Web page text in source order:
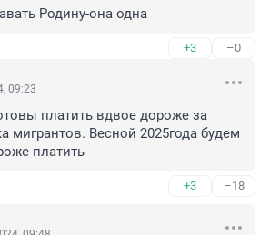
Родину-она одна
+3 –0
09:23
платить вдвое дороже за
мигрантов. Весной 2025года будем
платить
+3 –18